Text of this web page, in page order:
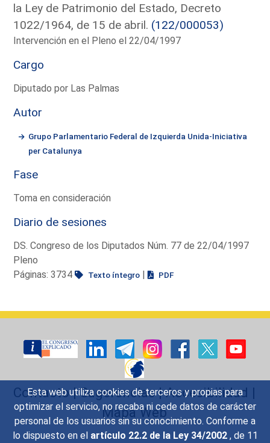
Esta web utiliza cookies de terceros y propias para
optimizar el servicio, no recaba ni cede datos de carácter
personal de los usuarios sin su conocimiento. Conforme a
lo dispuesto en el artículo 22.2 de la Ley 34/2002 , de 11
la Ley de Patrimonio del Estado, Decreto
1022/1964, de 15 de abril. (122/000053)
Intervención en el Pleno el 22/04/1997
Cargo
Diputado por Las Palmas
Autor
Grupo Parlamentario Federal de Izquierda Unida-Iniciativa
per Catalunya
Fase
Toma en consideración
Diario de sesiones
DS. Congreso de los Diputados Núm. 77 de 22/04/1997
Pleno
Páginas: 3734
Texto íntegro | PDF
Contacto|Sugerencias|Accesibilidad |
Mapa Web